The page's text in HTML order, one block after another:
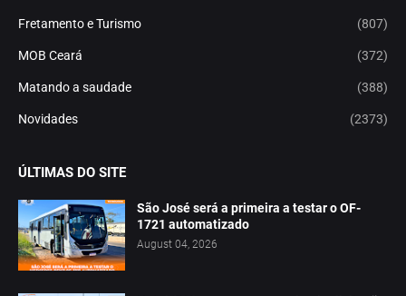
Fretamento e Turismo (807)
MOB Ceará (372)
Matando a saudade (388)
Novidades (2373)
ÚLTIMAS DO SITE
São José será a primeira a testar o OF-
1721 automatizado
August 04, 2026